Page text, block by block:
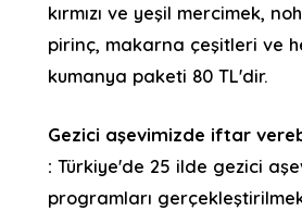
kırmızı ve yeşil mercimek,
pirinç, makarna çeşitleri ve
kumanya paketi 80 TL'dir.
Gezici aşevimizde iftar
: Türkiye'de 25 ilde gezici
programları